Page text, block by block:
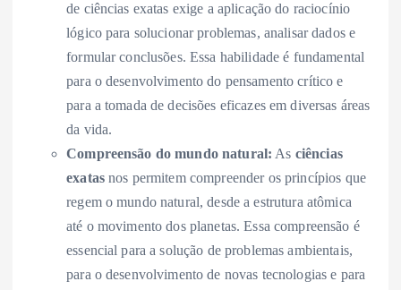
de ciências exatas exige a aplicação do raciocínio
lógico para solucionar problemas, analisar dados e
formular conclusões. Essa habilidade é fundamental
para o desenvolvimento do pensamento crítico e
para a tomada de decisões eficazes em diversas áreas
da vida.
Compreensão do mundo natural: As ciências
exatasnos permitem compreender os princípios que
regem o mundo natural, desde a estrutura atômica
até o movimento dos planetas. Essa compreensão é
essencial para a solução de problemas ambientais,
para o desenvolvimento de novas tecnologias e para